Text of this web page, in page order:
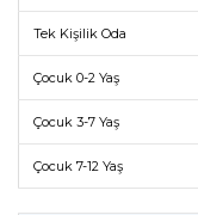
Tek Kişilik Oda
Çocuk 0-2 Yaş
Çocuk 3-7 Yaş
Çocuk 7-12 Yaş